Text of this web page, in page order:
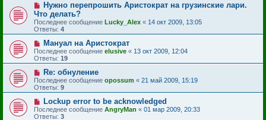
Нужно перепрошить Аристократ на грузинские лари.
Что делать?
Последнее сообщение Lucky_Alex « 14 окт 2009, 13:05
Ответы: 4
Мануал на Аристократ
Последнее сообщение elusive « 13 окт 2009, 12:04
Ответы: 19
Re: обнуление
Последнее сообщение opossum « 21 май 2009, 15:19
Ответы: 9
Lockup error to be acknowledged
Последнее сообщение AngryMan « 01 мар 2009, 20:33
Ответы: 3